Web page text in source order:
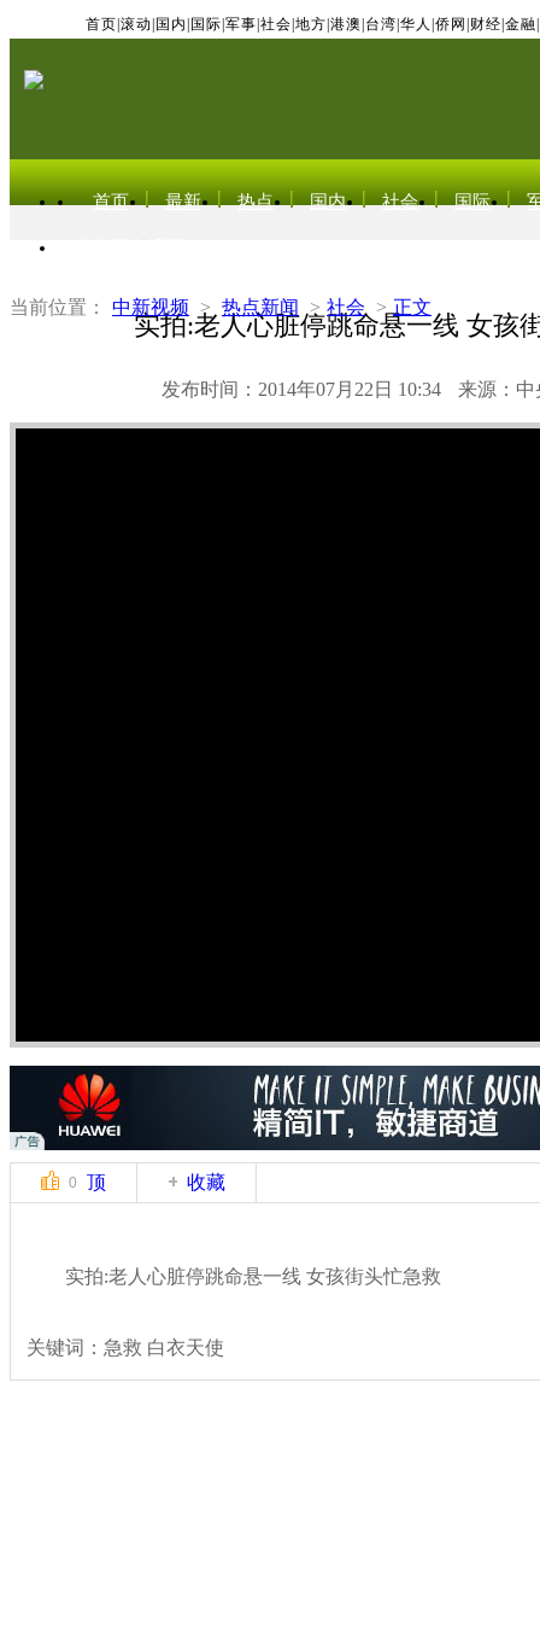
首页 滚动 国内 国际 军事 社会 地方 港澳 台湾 华人 侨网 财经 金融
首页 最新 热点 国内 社会 国际
当前位置： 中新视频 > 热点新闻 > 社会 > 正文
实拍:老人心脏停跳命悬一线 女孩
发布时间：2014年07月22日 10:34 来源：中
0 顶 收藏
实拍:老人心脏停跳命悬一线 女孩街头忙急救
关键词：急救 白衣天使